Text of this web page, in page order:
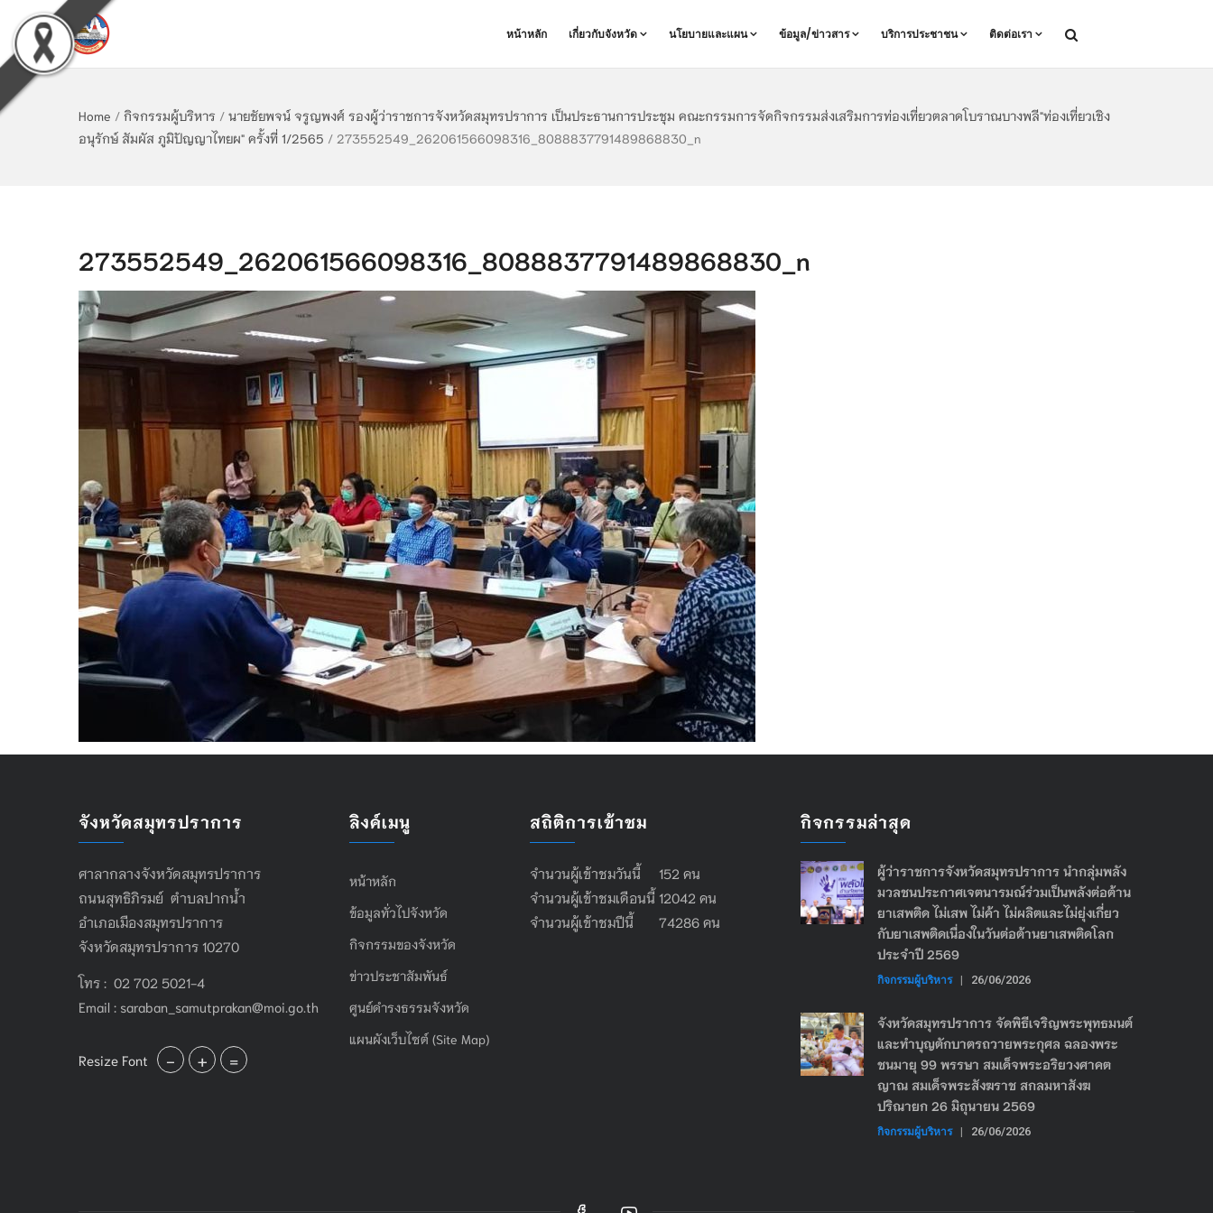
หน้าหลัก เกี่ยวกับจังหวัด นโยบายและแผน ข้อมูล/ข่าวสาร บริการประชาชน ติดต่อเรา
Home / กิจกรรมผู้บริหาร / นายชัยพจน์ จรูญพงศ์ รองผู้ว่าราชการจังหวัดสมุทรปราการ เป็นประธานการประชุม คณะกรรมการจัดกิจกรรมส่งเสริมการท่องเที่ยวตลาดโบราณบางพลี"ท่องเที่ยวเชิง
อนุรักษ์ สัมผัส ภูมิปัญญาไทยผ" ครั้งที่ 1/2565 / 273552549_262061566098316_8088837791489868830_n
273552549_262061566098316_8088837791489868830_n
จังหวัดสมุทรปราการ
ศาลากลางจังหวัดสมุทรปราการ
ถนนสุทธิภิรมย์ ตำบลปากน้ำ
อำเภอเมืองสมุทรปราการ
จังหวัดสมุทรปราการ 10270
โทร : 02 702 5021-4
Email : saraban_samutprakan@moi.go.th
Resize Font - + =
ลิงค์เมนู
หน้าหลัก
ข้อมูลทั่วไปจังหวัด
กิจกรรมของจังหวัด
ข่าวประชาสัมพันธ์
ศูนย์ดำรงธรรมจังหวัด
แผนผังเว็บไซต์ (Site Map)
สถิติการเข้าชม
จำนวนผู้เข้าชมวันนี้ 152 คน
จำนวนผู้เข้าชมเดือนนี้ 12042 คน
จำนวนผู้เข้าชมปีนี้ 74286 คน
กิจกรรมล่าสุด
ผู้ว่าราชการจังหวัดสมุทรปราการ นำกลุ่มพลัง
มวลชนประกาศเจตนารมณ์ร่วมเป็นพลังต่อต้าน
ยาเสพติด ไม่เสพ ไม่ค้า ไม่ผลิตและไม่ยุ่งเกี่ยว
กับยาเสพติดเนื่องในวันต่อต้านยาเสพติดโลก
ประจำปี 2569
กิจกรรมผู้บริหาร | 26/06/2026
จังหวัดสมุทรปราการ จัดพิธีเจริญพระพุทธมนต์
และทำบุญตักบาตรถวายพระกุศล ฉลองพระ
ชนมายุ 99 พรรษา สมเด็จพระอริยวงศาคต
ญาณ สมเด็จพระสังฆราช สกลมหาสังฆ
ปริณายก 26 มิถุนายน 2569
กิจกรรมผู้บริหาร | 26/06/2026